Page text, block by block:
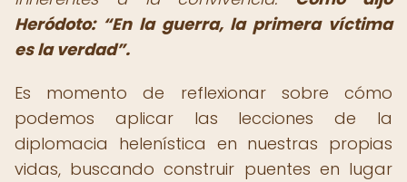
Heródoto:
En la guerra, la primera víctima
es la verdad .
Es momento de reflexionar sobre cómo
podemos aplicar las lecciones de la
diplomacia helenística en nuestras propias
vidas, buscando construir puentes en lugar